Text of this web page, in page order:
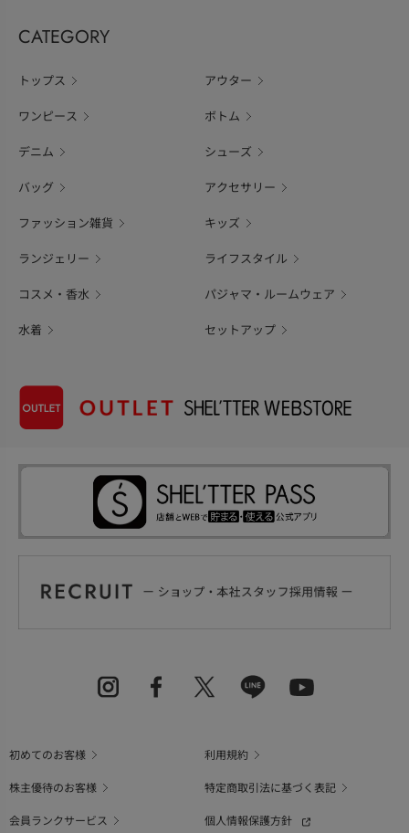
CATEGORY
トップス アウター
ワンピース ボトム
デニム シューズ
バッグ アクセサリー
ファッション雑貨 キッズ
ランジェリー ライフスタイル
コスメ・香水 パジャマ・ルームウェア
水着 セットアップ
初めてのお客様
利用規約
株主優待のお客様
特定商取引法に基づく表記
会員ランクサービス
個人情報保護方針